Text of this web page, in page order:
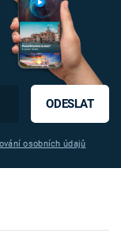
ODESLAT
osobních údajů